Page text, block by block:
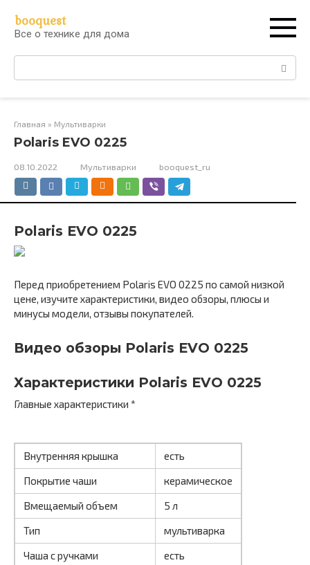
контенту
booquest
Все о технике для дома
Поиск:
Главная » Мультиварки
Polaris EVO 0225
08.10.2022 Мультиварки booquest_ru
Polaris EVO 0225
Перед приобретением Polaris EVO 0225 по самой низкой
цене, изучите характеристики, видео обзоры, плюсы и
минусы модели, отзывы покупателей.
Видео обзоры Polaris EVO 0225
Характеристики Polaris EVO 0225
Главные характеристики *
Внутренняя крышка
есть
Покрытие чаши
керамическое
Вмещаемый объем
5 л
Тип
мультиварка
Чаша с ручками
есть